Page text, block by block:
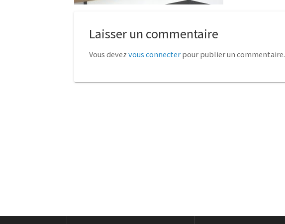
Laisser un commentaire
Vous devezvous connecter pour publier un commentaire.